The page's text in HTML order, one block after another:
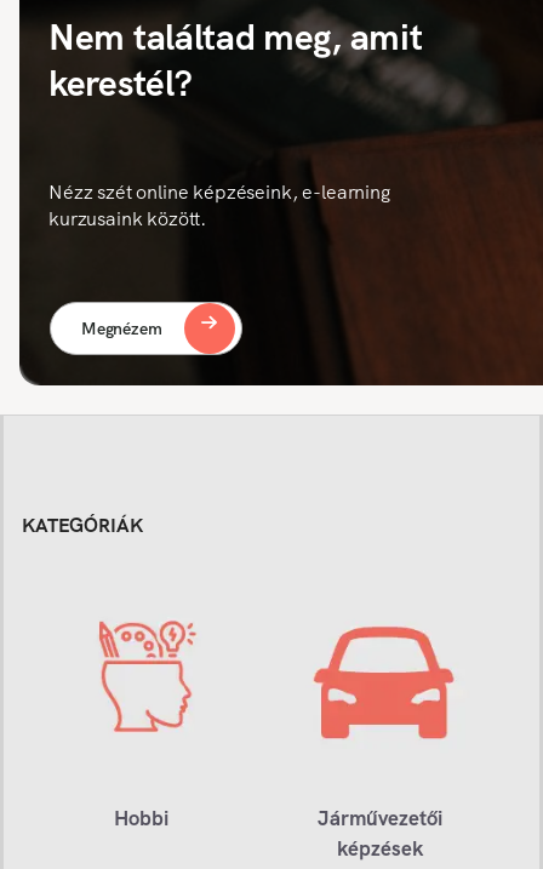
Nem találtad meg, amit
kerestél?
Nézz szét online képzéseink, e-learning
kurzusaink között.
Megnézem
KATEGÓRIÁK
Hobbi
Járművezetői
képzések